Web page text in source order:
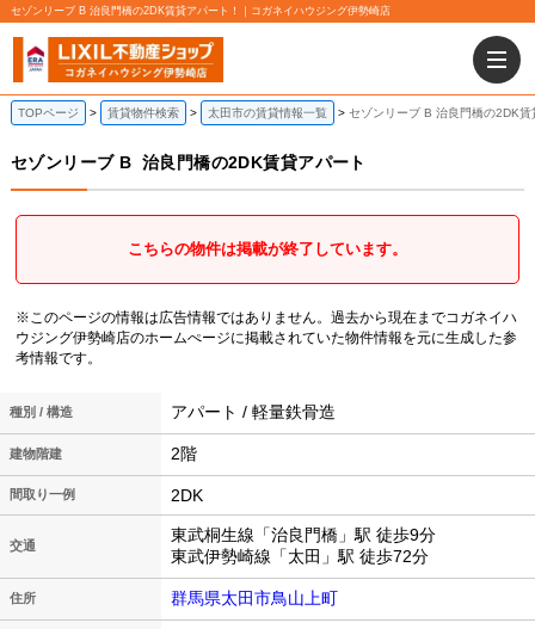
セゾンリーブ B 治良門橋の2DK賃貸アパート！｜コガネイハウジング伊勢崎店
TOPページ 賃貸物件検索 太田市の賃貸情報一覧 セゾンリーブ B 治良門橋の2DK賃
セゾンリーブ B 治良門橋の2DK賃貸アパート
こちらの物件は掲載が終了しています。
※このページの情報は広告情報ではありません。過去から現在までコガネイハ
ウジング伊勢崎店のホームぺージに掲載されていた物件情報を元に生成した参
考情報です。
種別 / 構造 アパート / 軽量鉄骨造
建物階建 2階
間取り一例 2DK
交通
東武桐生線「治良門橋」駅 徒歩9分
東武伊勢崎線「太田」駅 徒歩72分
住所 群馬県太田市鳥山上町